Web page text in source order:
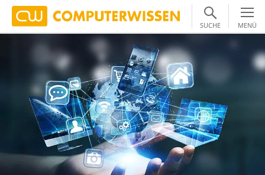
SUCHE MENÜ